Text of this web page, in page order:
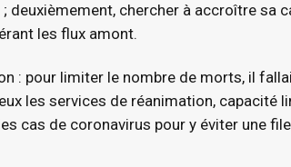
chercher à accroître sa
les flux amont.
: pour limiter le nombre de morts, il
les services de réanimation, capacité
cas de coronavirus pour y éviter une